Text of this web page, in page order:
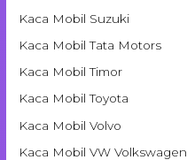
Kaca Mobil Suzuki
Kaca Mobil Tata Motors
Kaca Mobil Timor
Kaca Mobil Toyota
Kaca Mobil Volvo
Kaca Mobil VW Volkswagen